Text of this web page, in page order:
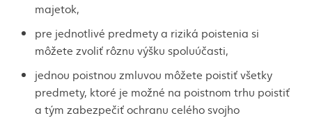
majetok,
pre jednotlivé predmety a riziká poistenia si
môžete zvoliť rôznu výšku spoluúčasti,
jednou poistnou zmluvou môžete poistiť všetky
predmety, ktoré je možné na poistnom trhu poistiť
a tým zabezpečiť ochranu celého svojho